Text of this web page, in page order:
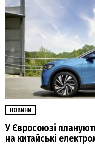
НОВИНИ
У Євросоюзі
на китайські